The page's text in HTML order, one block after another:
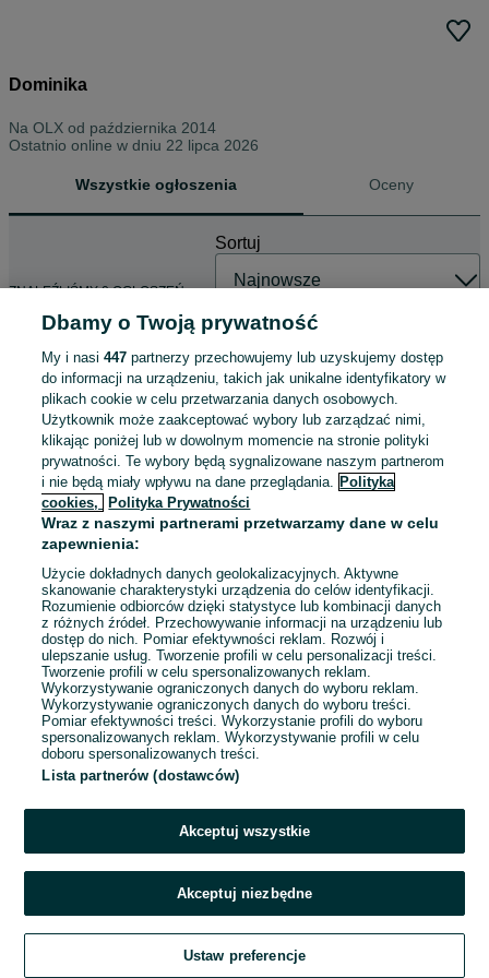
Dominika
Na OLX od października 2014
Ostatnio online w dniu 22 lipca 2026
Wszystkie ogłoszenia Oceny
ZNALEŹLIŚMY 0 OGŁOSZEŃ
Sortuj
Dbamy o Twoją prywatność
My i nasi447 partnerzy przechowujemy lub uzyskujemy dostęp
do informacji na urządzeniu, takich jak unikalne identyfikatory w
plikach cookie w celu przetwarzania danych osobowych.
Użytkownik może zaakceptować wybory lub zarządzać nimi,
klikając poniżej lub w dowolnym momencie na stronie polityki
prywatności. Te wybory będą sygnalizowane naszym partnerom
i nie będą miały wpływu na dane przeglądania. Polityka
cookies,
Polityka Prywatności
Wraz z naszymi partnerami przetwarzamy dane w celu
zapewnienia:
Użycie dokładnych danych geolokalizacyjnych. Aktywne
skanowanie charakterystyki urządzenia do celów identyfikacji.
Rozumienie odbiorców dzięki statystyce lub kombinacji danych
z różnych źródeł. Przechowywanie informacji na urządzeniu lub
dostęp do nich. Pomiar efektywności reklam. Rozwój i
ulepszanie usług. Tworzenie profili w celu personalizacji treści.
Tworzenie profili w celu spersonalizowanych reklam.
Wykorzystywanie ograniczonych danych do wyboru reklam.
Wykorzystywanie ograniczonych danych do wyboru treści.
Pomiar efektywności treści. Wykorzystanie profili do wyboru
spersonalizowanych reklam. Wykorzystywanie profili w celu
doboru spersonalizowanych treści.
Lista partnerów (dostawców)
Akceptuj wszystkie
Akceptuj niezbędne
Ustaw preferencje